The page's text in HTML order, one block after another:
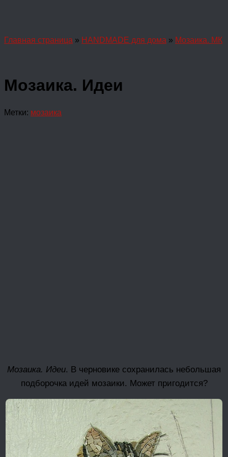
Главная страница » HANDMADE для дома » Мозаика. МК
Мозаика. Идеи
Метки: мозаика
Мозаика. Идеи. В черновике сохранилась небольшая
подборочка идей мозаики. Может пригодится?